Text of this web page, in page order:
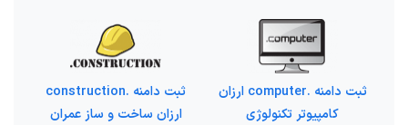
ثبت دامنه .computer ارزان
کامپیوتر تکنولوژی
ثبت دامنه .construction
ارزان ساخت و ساز عمران